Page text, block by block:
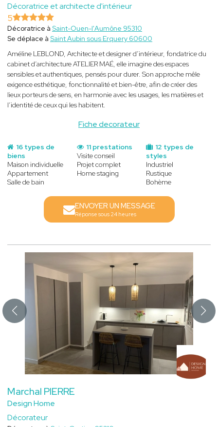
Décoratrice et architecte d'intérieur
Fiche decorateur
5
Décoratrice à Saint-Ouen-l'Aumône 95310
Se déplace à Saint Aubin sous Erquery 60600
Améline LEBLOND, Architecte et designer d’intérieur, fondatrice du
cabinet d’architecture ATELIER MAÉ, elle imagine des espaces
sensibles et authentiques, pensés pour durer. Son approche mêle
exigence esthétique, fonctionnalité et bien-être, afin de créer des
lieux porteurs de sens, en harmonie avec les usages, les matières et
l’identité de ceux qui les habitent.
16 types de
biens
Maison individuelle
Appartement
Salle de bain
12 types de
styles
Industriel
Rustique
Bohème
11 prestations
Visite conseil
Projet complet
Home staging
ENVOYER UN MESSAGE
Réponse sous 24 heures
Marchal PIERRE
Design Home
Décorateur